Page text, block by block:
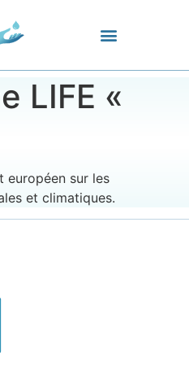
LIFE «
européen sur les
et climatiques.